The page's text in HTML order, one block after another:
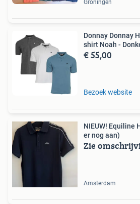
Groningen
Donnay Donnay
shirt Noah -
€ 55,00
Bezoek website
NIEUW! Equiline
er nog aan)
Zie
Amsterdam